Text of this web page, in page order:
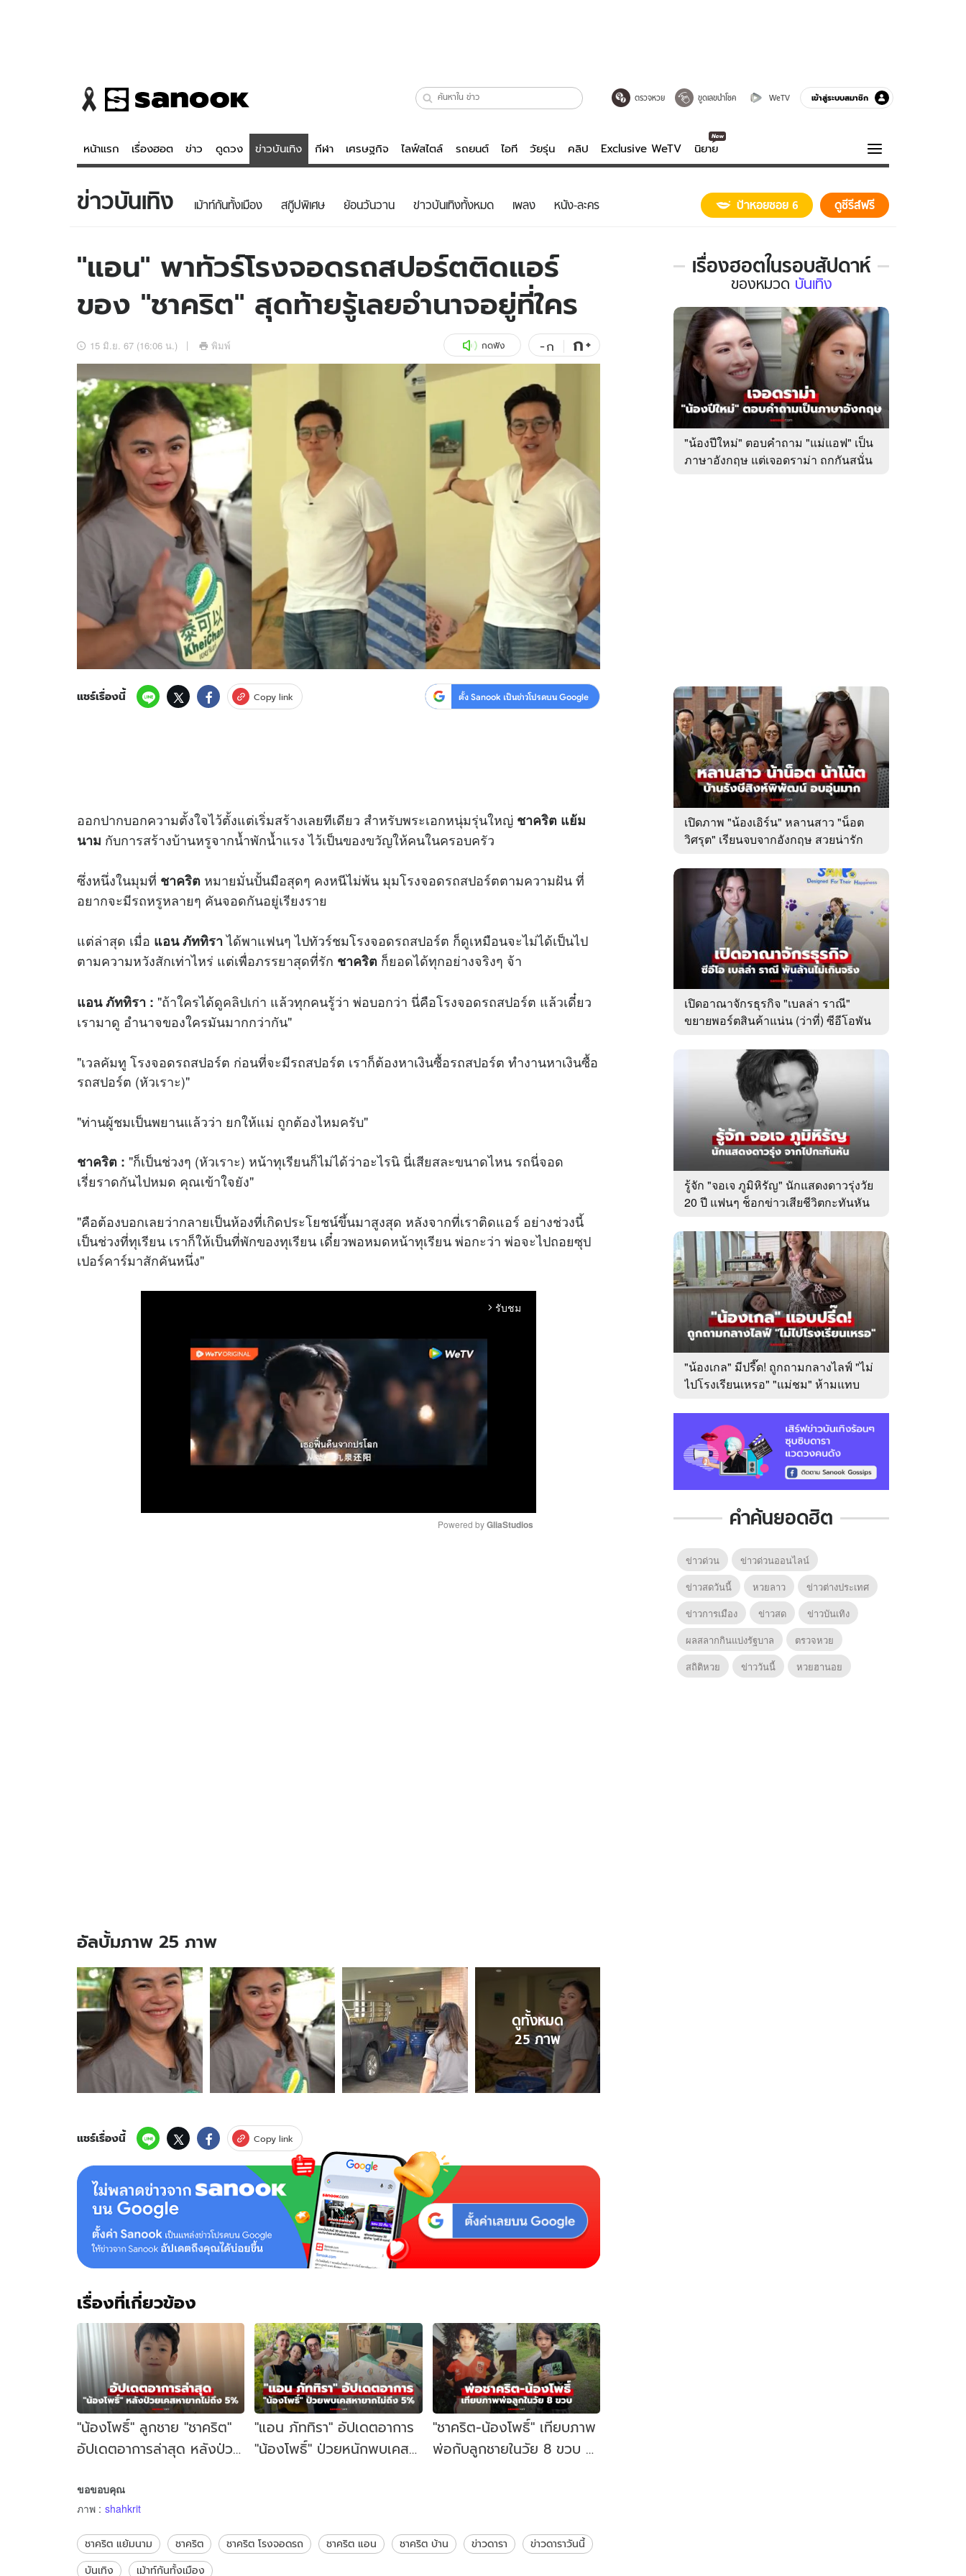
ตรวจหวย ขูดเลขนำโชค WeTV เข้าสู่ระบบสมาชิก
หน้าแรก เรื่องฮอต ข่าว ดูดวง ข่าวบันเทิง กีฬา เศรษฐกิจ ไลฟ์สไตล์ รถยนต์ ไอที วัยรุ่น คลิป Exclusive WeTV นิยาย
ข่าว
ข่าวบันเทิง
ข่าวกีฬา
ข่าวเศรษฐกิจ
อัปเดตจีน
เช็กข่าวชัวร์
ดูดวง - ตรวจหวย
สถิติหวยไทย
หวยลาว
ไลฟ์สไตล์
วัยรุ่น
ไอที
รถยนต์
สุขภาพ
เที่ยว-กิน
Tasteful Thailand
Sanook Choice
บันเทิงครบรส
ดูทีวี
WeTV
ความรู้รอบตัว
ฮาวทู
ดาวน์โหลดสนุกแอปฟรี ติดตามสนุกโซเชียลได้ที่
สงวนลิขสิทธิ์ © บริษัท อิมเมจ ฟิวเจอร์ (ประเทศไทย) จำกัด
ข่าวบันเทิง เม้าท์กันทั้งเมือง สกู๊ปพิเศษ ย้อนวันวาน ข่าวบันเทิงทั้งหมด เพลง หนัง-ละคร ป้าหอยซอย 6 ดูซีรีส์ฟรี
"แอน" พาทัวร์โรงจอดรถสปอร์ตติดแอร์
ของ "ชาคริต" สุดท้ายรู้เลยอำนาจอยู่ที่ใคร
15 มิ.ย. 67 (16:06 น.) พิมพ์ กดฟัง -ก ก+
แชร์เรื่องนี้ Copy link ตั้ง Sanook เป็นข่าวโปรดบน Google
ออกปากบอกความตั้งใจไว้ตั้งแต่เริ่มสร้างเลยทีเดียว สำหรับพระเอกหนุ่มรุ่นใหญ่ ชาคริต แย้ม
นาม กับการสร้างบ้านหรูจากน้ำพักน้ำแรง ไว้เป็นของขวัญให้คนในครอบครัว
ซึ่งหนึ่งในมุมที่ ชาคริต หมายมั่นปั้นมือสุดๆ คงหนีไม่พ้น มุมโรงจอดรถสปอร์ตตามความฝัน ที่
อยากจะมีรถหรูหลายๆ คันจอดกันอยู่เรียงราย
แต่ล่าสุด เมื่อ แอน ภัททิราได้พาแฟนๆ ไปทัวร์ชมโรงจอดรถสปอร์ต ก็ดูเหมือนจะไม่ได้เป็นไป
ตามความหวังสักเท่าไหร่ แต่เพื่อภรรยาสุดที่รัก ชาคริต ก็ยอดได้ทุกอย่างจริงๆ จ้า
แอน ภัททิรา : "ถ้าใครได้ดูคลิปเก่า แล้วทุกคนรู้ว่า พ่อบอกว่า นี่คือโรงจอดรถสปอร์ต แล้วเดี๋ยว
เรามาดู อำนาจของใครมันมากกว่ากัน"
"เวลคัมทู โรงจอดรถสปอร์ต ก่อนที่จะมีรถสปอร์ต เราก็ต้องหาเงินซื้อรถสปอร์ต ทำงานหาเงินซื้อ
รถสปอร์ต (หัวเราะ)"
"ท่านผู้ชมเป็นพยานแล้วว่า ยกให้แม่ ถูกต้องไหมครับ"
ชาคริต : "ก็เป็นช่วงๆ (หัวเราะ) หน้าทุเรียนก็ไม่ได้ว่าอะไรนิ นี่เสียสละขนาดไหน รถนี่จอด
เรี่ยราดกันไปหมด คุณเข้าใจยัง"
"คือต้องบอกเลยว่ากลายเป็นห้องที่เกิดประโยชน์ขึ้นมาสูงสุด หลังจากที่เราติดแอร์ อย่างช่วงนี้
เป็นช่วงที่ทุเรียน เราก็ให้เป็นที่พักของทุเรียน เดี๋ยวพอหมดหน้าทุเรียน พ่อกะว่า พ่อจะไปถอยซุป
เปอร์คาร์มาสักคันหนึ่ง"
arrow_forward_ios รับชม
Powered by GliaStudios
อัลบั้มภาพ 25 ภาพ
อัลบั้ม
ภาพ
25
ภาพ
ของ
"แอน"
พา
ทัวร์
โรง
สปอร์ต
แอร์
ของ
"ชาคริต"
สุดท้าย
เลย
อำนาจ
ใคร
ดูทั้งหมด
25ภาพ
แชร์เรื่องนี้ Copy link
เรื่องที่เกี่ยวข้อง
"น้องโพธิ์" ลูกชาย "ชาคริต"
อัปเดตอาการล่าสุด หลังป่วย
"แอน ภัททิรา" อัปเดตอาการ
"น้องโพธิ์" ป่วยหนักพบเคส
"ชาคริต-น้องโพธิ์" เทียบภาพ
พ่อกับลูกชายในวัย 8 ขวบ ทำ
ขอขอบคุณ
ภาพ : shahkrit
ชาคริต แย้มนาม ชาคริต ชาคริต โรงจอดรถ ชาคริต แอน ชาคริต บ้าน ข่าวดารา
ข่าวดาราวันนี้
บันเทิง
เม้าท์กันทั้งเมือง
เรื่องฮอตในรอบสัปดาห์
เรื่อง
ใน
รอบ
สัปดาห์
ของ
หมวด
บันเทิง
ของหมวด บันเทิง
"น้องปีใหม่" ตอบคำถาม "แม่แอฟ" เป็น
ภาษาอังกฤษ แต่เจอดราม่า ถกกันสนั่น
เปิดภาพ "น้องเอิร์น" หลานสาว "น็อต
วิศรุต" เรียนจบจากอังกฤษ สวยน่ารัก
เปิดอาณาจักรธุรกิจ "เบลล่า ราณี"
ขยายพอร์ตสินค้าแน่น (ว่าที่) ซีอีโอพัน
รู้จัก "จอเจ ภูมิหิรัญ" นักแสดงดาวรุ่งวัย
20 ปี แฟนๆ ช็อกข่าวเสียชีวิตกะทันหัน
"น้องเกล" มีปรี๊ด! ถูกถามกลางไลฟ์ "ไม่
ไปโรงเรียนเหรอ" "แม่ชม" ห้ามแทบ
คำค้นยอดฮิต
ข่าวด่วน
ข่าวด่วนออนไลน์
ข่าวสดวันนี้
หวยลาว
ข่าวต่างประเทศ
ข่าวการเมือง
ข่าวสด
ข่าวบันเทิง
ผลสลากกินแบ่งรัฐบาล
ตรวจหวย
สถิติหวย
ข่าววันนี้ หวยฮานอย